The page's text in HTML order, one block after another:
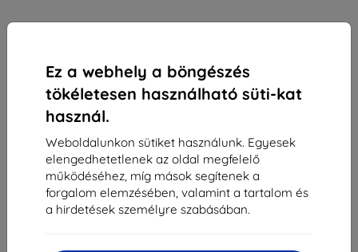
Ez a webhely a böngészés
tökéletesen használható süti-kat
használ.
Weboldalunkon sütiket használunk. Egyesek
elengedhetetlenek az oldal megfelelő
működéséhez, míg mások segítenek a
forgalom elemzésében, valamint a tartalom és
a hirdetések személyre szabásában.
Shield-Sk s.r.o.
Rudolf Mocka utca 3750/2A
841 04 Bratislava
Cégjegyzékszám:46701494
ÁFA-azonosító:SK2023549671